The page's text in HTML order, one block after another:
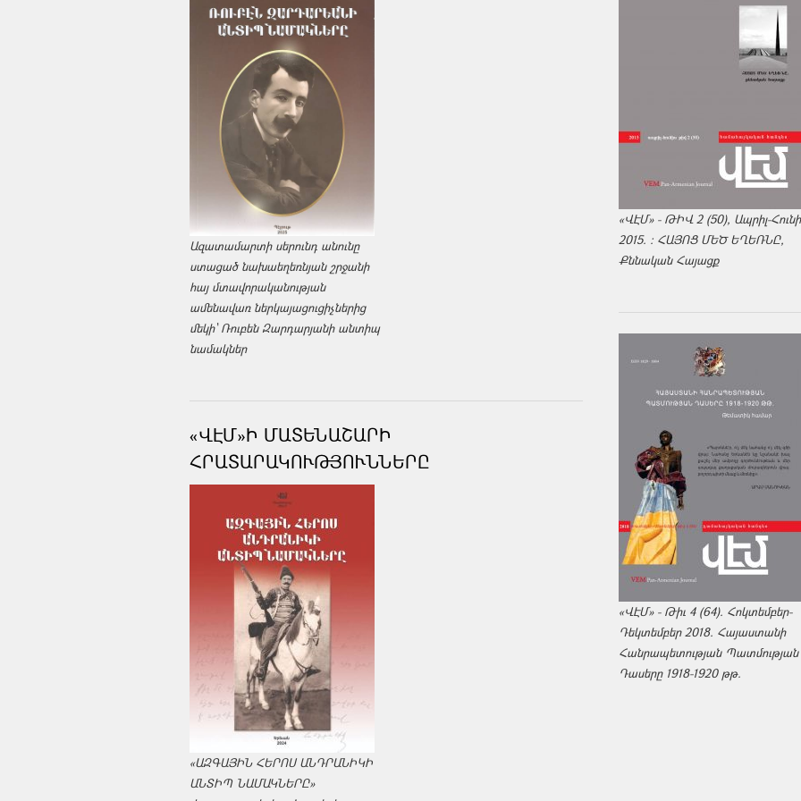
Ազատամարտի սերունդ անունը
ստացած նախաեղեռնյան շրջանի
հայ մտավորականության
ամենավառ ներկայացուցիչներից
մեկի՝ Ռուբեն Զարդարյանի անտիպ
նամակներ
«ՎԷՄ»Ի ՄԱՏԵՆԱՇԱՐԻ
ՀՐԱՏԱՐԱԿՈՒԹՅՈՒՆՆԵՐԸ
«ԱԶԳԱՅԻՆ ՀԵՐՈՍ ԱՆԴՐԱՆԻԿԻ
ԱՆՏԻՊ ՆԱՄԱԿՆԵՐԸ»
«ՎԷՄ» - ԹԻՎ 2 (50), Ապրիլ-
2015. : ՀԱՅՈՑ ՄԵԾ ԵՂԵՌՆԸ,
Քննական Հայացք
«ՎԷՄ» - Թիւ 4 (64). Հոկտեմբեր-
Դեկտեմբեր 2018. Հայաստանի
Հանրապետության Պատմության
Դասերը 1918-1920 թթ.